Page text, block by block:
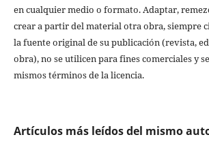
en cualquier medio o formato. Adaptar,
crear a partir del material otra obra, siempre
la fuente original de su publicación (revista,
obra), no se utilicen para fines comerciales y
mismos términos de la licencia.
Artículos más leídos del mismo